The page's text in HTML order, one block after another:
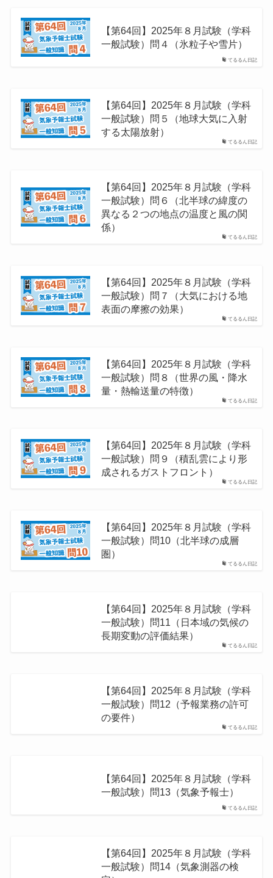
てるるん日記
【第64回】2025年８月試験（学科
一般試験）問４（氷粒⼦や雪⽚）
てるるん日記
【第64回】2025年８月試験（学科
一般試験）問５（地球⼤気に⼊射
する太陽放射）
てるるん日記
【第64回】2025年８月試験（学科
一般試験）問６（北半球の緯度の
異なる２つの地点の温度と⾵の関
係）
てるるん日記
【第64回】2025年８月試験（学科
一般試験）問７（大気における地
表面の摩擦の効果）
てるるん日記
【第64回】2025年８月試験（学科
一般試験）問８（世界の風・降水
量・熱輸送量の特徴）
てるるん日記
【第64回】2025年８月試験（学科
一般試験）問９（積乱雲により形
成されるガストフロント）
てるるん日記
【第64回】2025年８月試験（学科
一般試験）問10（北半球の成層
圏）
てるるん日記
【第64回】2025年８月試験（学科
一般試験）問11（⽇本域の気候の
⻑期変動の評価結果）
てるるん日記
【第64回】2025年８月試験（学科
一般試験）問12（予報業務の許可
の要件）
てるるん日記
【第64回】2025年８月試験（学科
一般試験）問13（気象予報士）
【第64回】2025年８月試験（学科
一般試験）問14（気象測器の検